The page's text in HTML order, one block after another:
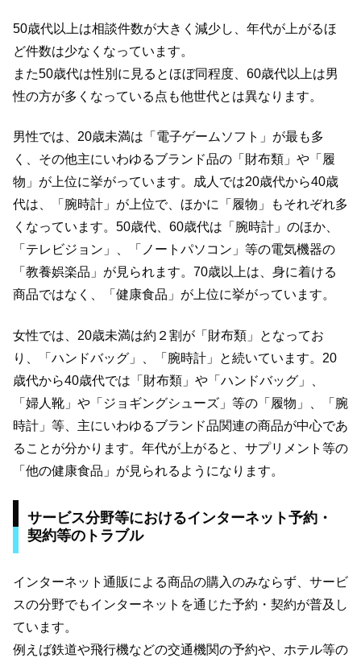
50歳代以上は相談件数が大きく減少し、年代が上がるほ
ど件数は少なくなっています。
また50歳代は性別に見るとほぼ同程度、60歳代以上は男
性の方が多くなっている点も他世代とは異なります。
男性では、20歳未満は「電子ゲームソフト」が最も多
く、その他主にいわゆるブランド品の「財布類」や「履
物」が上位に挙がっています。成人では20歳代から40歳
代は、「腕時計」が上位で、ほかに「履物」もそれぞれ多
くなっています。50歳代、60歳代は「腕時計」のほか、
「テレビジョン」、「ノートパソコン」等の電気機器の
「教養娯楽品」が見られます。70歳以上は、身に着ける
商品ではなく、「健康食品」が上位に挙がっています。
女性では、20歳未満は約２割が「財布類」となってお
り、「ハンドバッグ」、「腕時計」と続いています。20
歳代から40歳代では「財布類」や「ハンドバッグ」、
「婦人靴」や「ジョギングシューズ」等の「履物」、「腕
時計」等、主にいわゆるブランド品関連の商品が中心であ
ることが分かります。年代が上がると、サプリメント等の
「他の健康食品」が見られるようになります。
サービス分野等におけるインターネット予約・
契約等のトラブル
インターネット通販による商品の購入のみならず、サービ
スの分野でもインターネットを通じた予約・契約が普及し
ています。
例えば鉄道や飛行機などの交通機関の予約や、ホテル等の